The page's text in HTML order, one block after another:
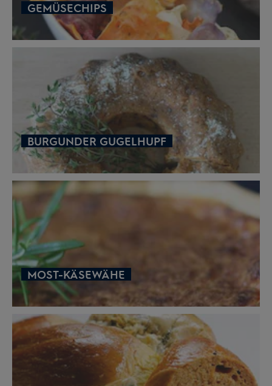
GEMÜSECHIPS
BURGUNDER GUGELHUPF
MOST-KÄSEWÄHE